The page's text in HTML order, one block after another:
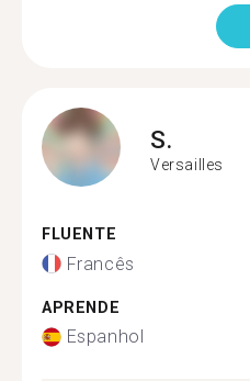
S.
Versailles
FLUENTE
Francês
APRENDE
Espanhol